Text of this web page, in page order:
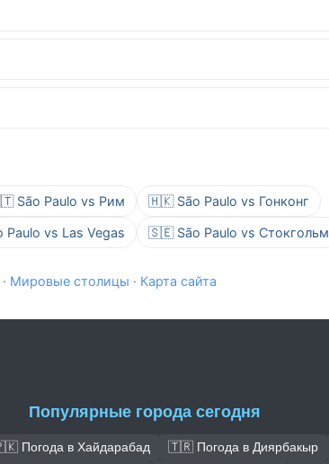
São Paulo vs Рим 🇭🇰 São Paulo vs Гонконг
vs Las Vegas 🇸🇪 São Paulo vs Стокгольм
· Мировые столицы · Карта сайта
Популярные города сегодня
Погода в Хайдарабад 🇹🇷 Погода в Диярбакыр